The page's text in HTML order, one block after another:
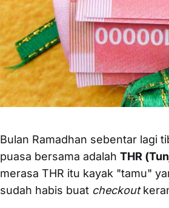
Bulan Ramadhan sebentar lagi
puasa bersama adalah THR
merasa THR itu kayak "tamu"
sudah habis buat checkout